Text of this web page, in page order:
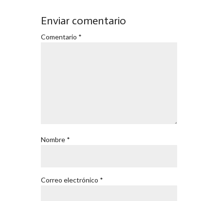
Enviar comentario
Comentario *
Nombre *
Correo electrónico *